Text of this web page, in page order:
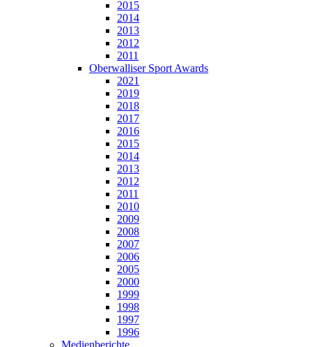
2015
2014
2013
2012
2011
Oberwalliser Sport Awards
2021
2019
2018
2017
2016
2015
2014
2013
2012
2011
2010
2009
2008
2007
2006
2005
2000
1999
1998
1997
1996